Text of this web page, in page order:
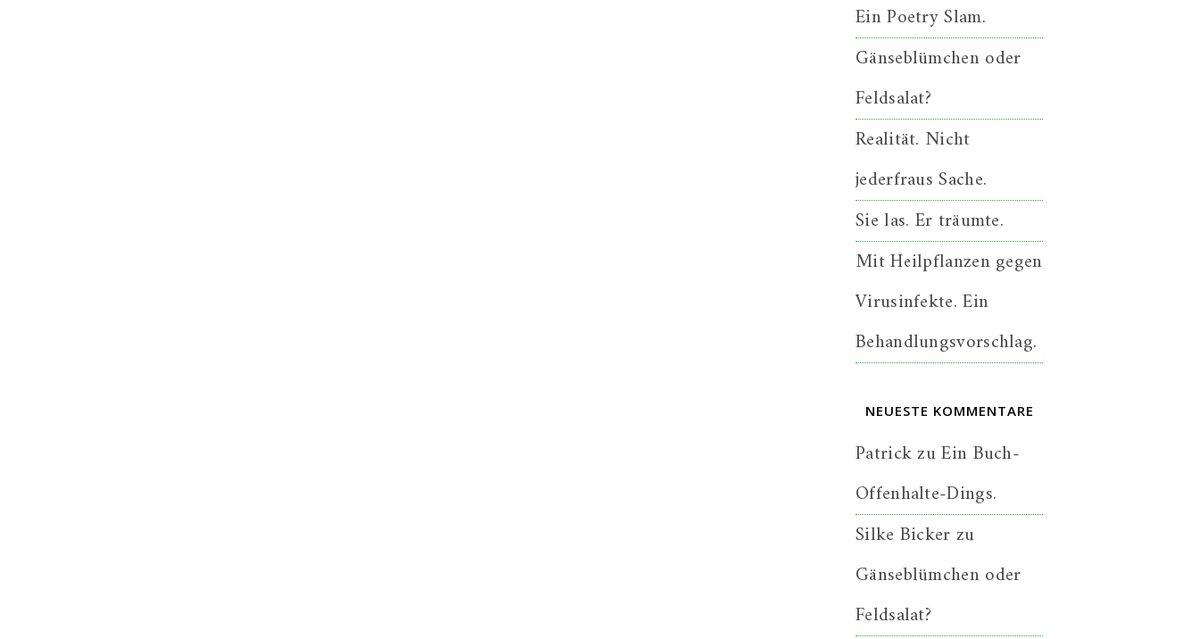
Ein Poetry Slam.
Gänseblümchen oder
Feldsalat?
Realität. Nicht
jederfraus Sache.
Sie las. Er träumte.
Mit Heilpflanzen gegen
Virusinfekte. Ein
Behandlungsvorschlag.
NEUESTE KOMMENTARE
PatrickzuEin Buch-
Offenhalte-Dings.
Silke Bickerzu
Gänseblümchen oder
Feldsalat?